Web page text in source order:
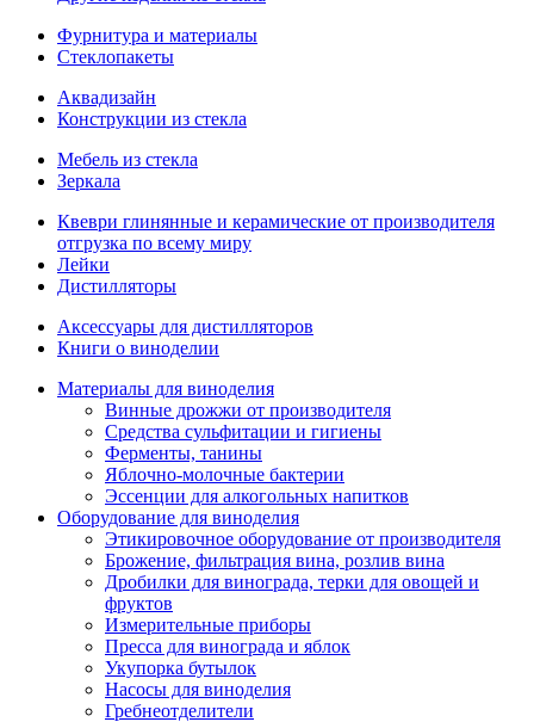
Фурнитура и материалы
Стеклопакеты
Аквадизайн
Конструкции из стекла
Мебель из стекла
Зеркала
Квеври глинянные и керамические от производителя
отгрузка по всему миру
Лейки
Дистилляторы
Аксессуары для дистилляторов
Книги о виноделии
Материалы для виноделия
Винные дрожжи от производителя
Средства сульфитации и гигиены
Ферменты, танины
Яблочно-молочные бактерии
Эссенции для алкогольных напитков
Оборудование для виноделия
Этикировочное оборудование от производителя
Брожение, фильтрация вина, розлив вина
Дробилки для винограда, терки для овощей и
фруктов
Измерительные приборы
Пресса для винограда и яблок
Укупорка бутылок
Насосы для виноделия
Гребнеотделители